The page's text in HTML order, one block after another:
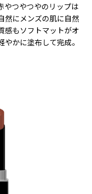
やつやつやのリップは
然にメンズの肌に自然
感もソフトマットがオ
やかに塗布して完成。